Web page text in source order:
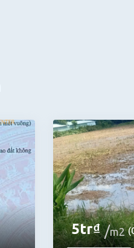
5tr₫ m2